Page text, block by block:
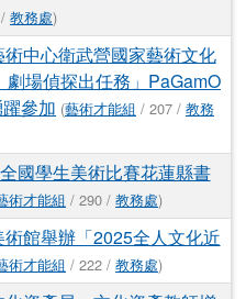
教務處)
中心衛武營國家藝術文化
場偵探出任務」PaGamO
參加 (藝術才能組 / 207 / 教務
國學生美術比賽花蓮縣書
術才能組 / 290 / 教務處)
館舉辦「2025全人文化近
術才能組 / 222 / 教務處)